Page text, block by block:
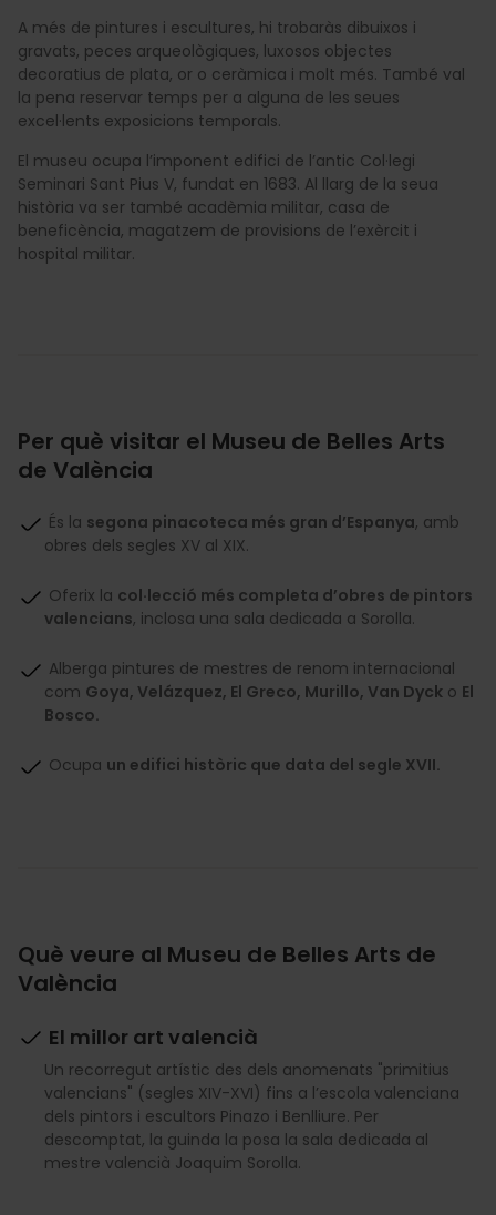
A més de pintures i escultures, hi trobaràs dibuixos i
gravats, peces arqueològiques, luxosos objectes
decoratius de plata, or o ceràmica i molt més. També val
la pena reservar temps per a alguna de les seues
excel·lents exposicions temporals.
El museu ocupa l’imponent edifici de l’antic Col·legi
Seminari Sant Pius V, fundat en 1683. Al llarg de la seua
història va ser també acadèmia militar, casa de
beneficència, magatzem de provisions de l’exèrcit i
hospital militar.
Per què visitar el Museu de Belles Arts
de València
És la segona pinacoteca més gran d’Espanya, amb
obres dels segles XV al XIX.
Oferix la col·lecció més completa d’obres de pintors
valencians, inclosa una sala dedicada a Sorolla.
Alberga pintures de mestres de renom internacional
com Goya, Velázquez, El Greco, Murillo, Van Dyck o El
Bosco.
Ocupa un edifici històric que data del segle XVII.
Què veure al Museu de Belles Arts de
València
El millor art valencià
Un recorregut artístic des dels anomenats "primitius
valencians" (segles XIV-XVI) fins a l’escola valenciana
dels pintors i escultors Pinazo i Benlliure. Per
descomptat, la guinda la posa la sala dedicada al
mestre valencià Joaquim Sorolla.